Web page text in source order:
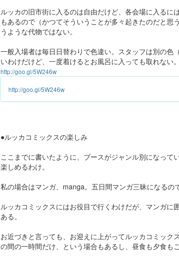
ルッカの旧市街に入るのは自由だけど、各会場に入る
もあるので（かつてそういうことが多々起きたのだと
うような代物ではない。
一般入場者は毎日日替わりで色違い。スタッフは別の
いわけだけど、一度着けるとお風呂に入っても取れない。
http://goo.gl/5W246w
http://goo.gl/5W246w
●ルッカコミックスの楽しみ
ここまでに書いたように、ブースがジャンル別になっ
楽しめるわけ。
私の場合はマンガ、manga。五日間マンガ三昧になるの
ルッカコミックスにはお役目で行くわけだが、マンガ
ある。
お近づきと言っても、お迎えに上がってルッカコミッ
の間の一時間だけ、という場合もあるし、昼食も夕食も